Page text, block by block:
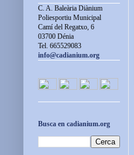
C. A. Baleària Diànium
Poliesportiu Municipal
Camí del Regatxo, 6
03700 Dénia
Tel. 665529083
info@cadianium.org
Busca en cadianium.org